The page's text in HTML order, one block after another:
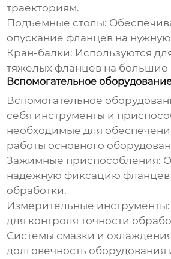
траекториям.
Подъемные столы:
опускание фланцев на нужную
Кран-балки: Используются
тяжелых фланцев на большие
Вспомогательное
Вспомогательное
себя инструменты и
необходимые для
работы основного
Зажимные приспособления:
надежную фиксацию фланцев
обработки.
Измерительные инструменты:
для контроля точности
Системы смазки и
долговечность оборудования